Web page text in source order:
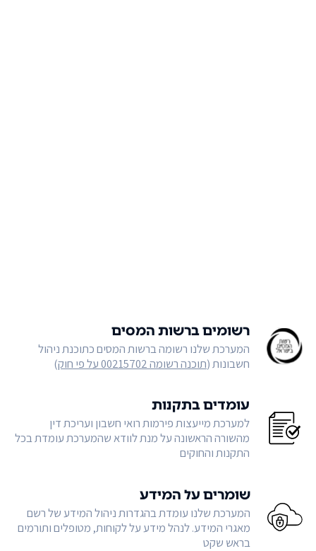
רשומים ברשות המסים
המערכת שלנו רשומה ברשות המסים כתוכנת ניהול
חשבונות (תוכנה רשומה 00215702 על פי חוק )
עומדים בתקנות
למערכת מייעצות פירמות רואי חשבון ועריכת דין
מהשורה הראשונה על מנת לוודא שהמערכת עומדת בכל
התקנות והחוקים
שומרים על המידע
המערכת שלנו עומדת בהגדרות ניהול המידע של רשם
מאגרי המידע. לנהל מידע על לקוחות, מטופלים ותורמים
בראש שקט